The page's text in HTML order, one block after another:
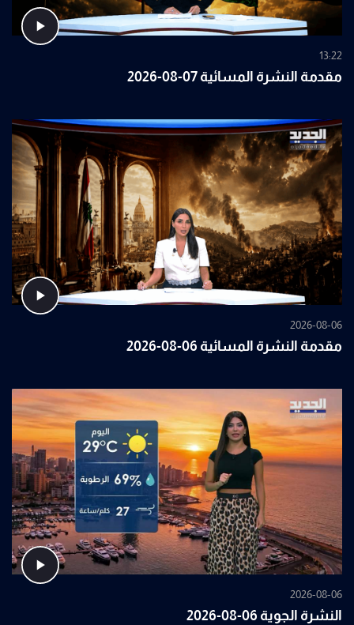
13:22
مقدمة النشرة المسائية 07-08-2026
2026-08-06
مقدمة النشرة المسائية 06-08-2026
2026-08-06
النشرة الجوية 06-08-2026